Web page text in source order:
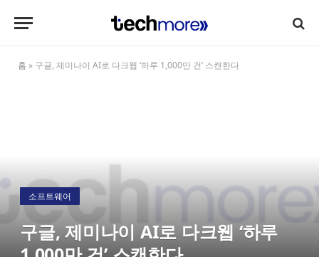
홈 » 구글, 제미나이 AI로 다크웹 ‘하루 1,000만 건’ 스캔한다
소프트웨어
구글, 제미나이 AI로 다크웹 ‘하루